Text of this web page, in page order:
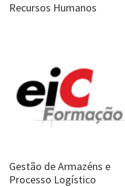
Recursos Humanos
Gestão de Armazéns e
Processo Logístico